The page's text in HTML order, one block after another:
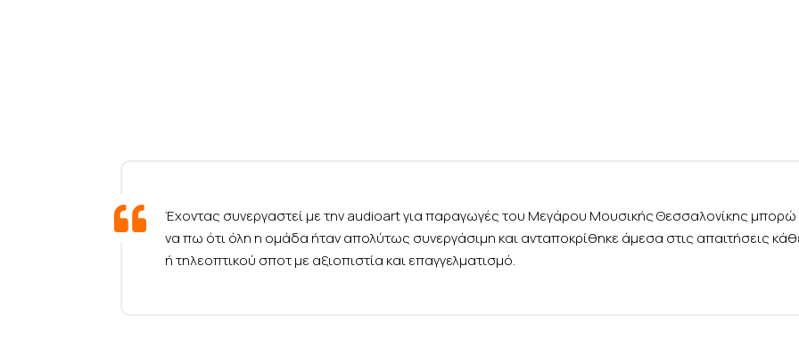
Έχοντας συνεργαστεί με την audioart για παραγωγές του Μεγάρου Μουσικής Θεσσαλονίκης μπορώ
να πω ότι όλη η ομάδα ήταν απολύτως συνεργάσιμη και ανταποκρίθηκε άμεσα στις απαιτήσεις
ή τηλεοπτικού σποτ με αξιοπιστία και επαγγελματισμό.